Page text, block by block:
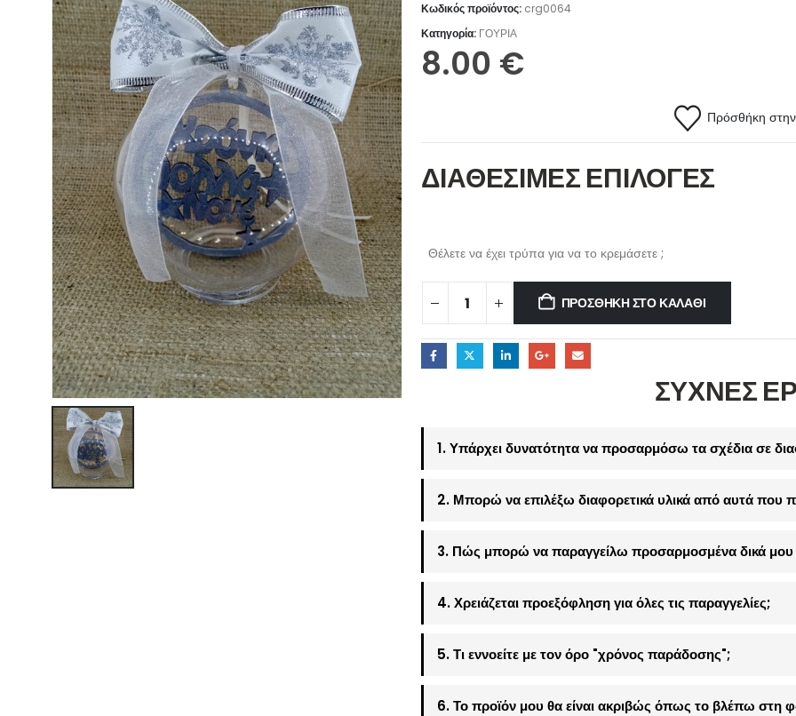
Κωδικός προϊόντος: crg0064
Κατηγορία: ΓΟΥΡΙΑ
8.00 €
Πρόσθήκη στην
ΔΙΑΘΕΣΙΜΕΣ ΕΠΙΛΟΓΕΣ
Θέλετε να έχει τρύπα για να το κρεμάσετε ;
ΠΡΟΣΘΉΚΗ ΣΤΟ ΚΑΛΆΘΙ
ΣΥΧΝΕΣ
1. Υπάρχει δυνατότητα να προσαρμόσω τα σχέδια σε
2. Μπορώ να επιλέξω διαφορετικά υλικά από αυτά που
3. Πώς μπορώ να παραγγείλω προσαρμοσμένα δικά μου
4. Χρειάζεται προεξόφληση για όλες τις παραγγελίες;
5. Τι εννοείτε με τον όρο "χρόνος παράδοσης";
6. Το προϊόν μου θα είναι ακριβώς όπως το βλέπω στη